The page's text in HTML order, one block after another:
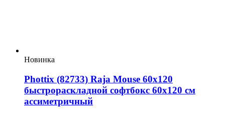
Новинка
Phottix (82733) Raja Mouse 60х120
быстрораскладной софтбокс 60х120 см
ассиметричный